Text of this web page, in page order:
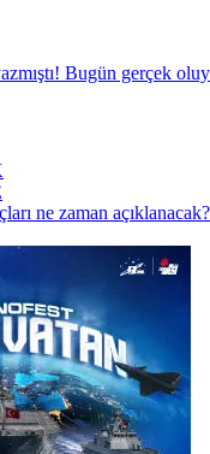
Bugün gerçek
ne zaman açıklanacak?